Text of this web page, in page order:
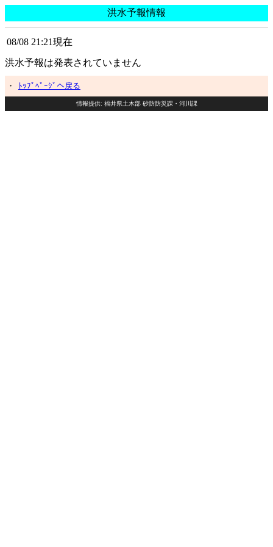
洪水予報情報
08/08 21:21現在
洪水予報は発表されていません
・ ﾄｯﾌﾟﾍﾟｰｼﾞへ戻る
情報提供: 福井県土木部 砂防防災課・河川課